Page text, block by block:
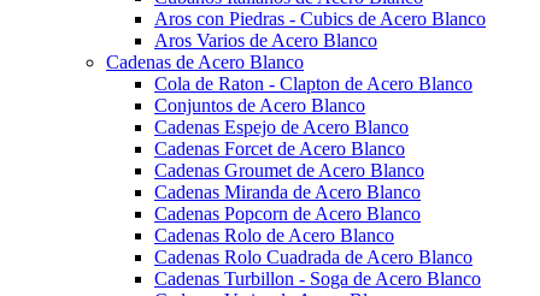
Aros con Piedras - Cubics de Acero Blanco
Aros Varios de Acero Blanco
Cadenas de Acero Blanco
Cola de Raton - Clapton de Acero Blanco
Conjuntos de Acero Blanco
Cadenas Espejo de Acero Blanco
Cadenas Forcet de Acero Blanco
Cadenas Groumet de Acero Blanco
Cadenas Miranda de Acero Blanco
Cadenas Popcorn de Acero Blanco
Cadenas Rolo de Acero Blanco
Cadenas Rolo Cuadrada de Acero Blanco
Cadenas Turbillon - Soga de Acero Blanco